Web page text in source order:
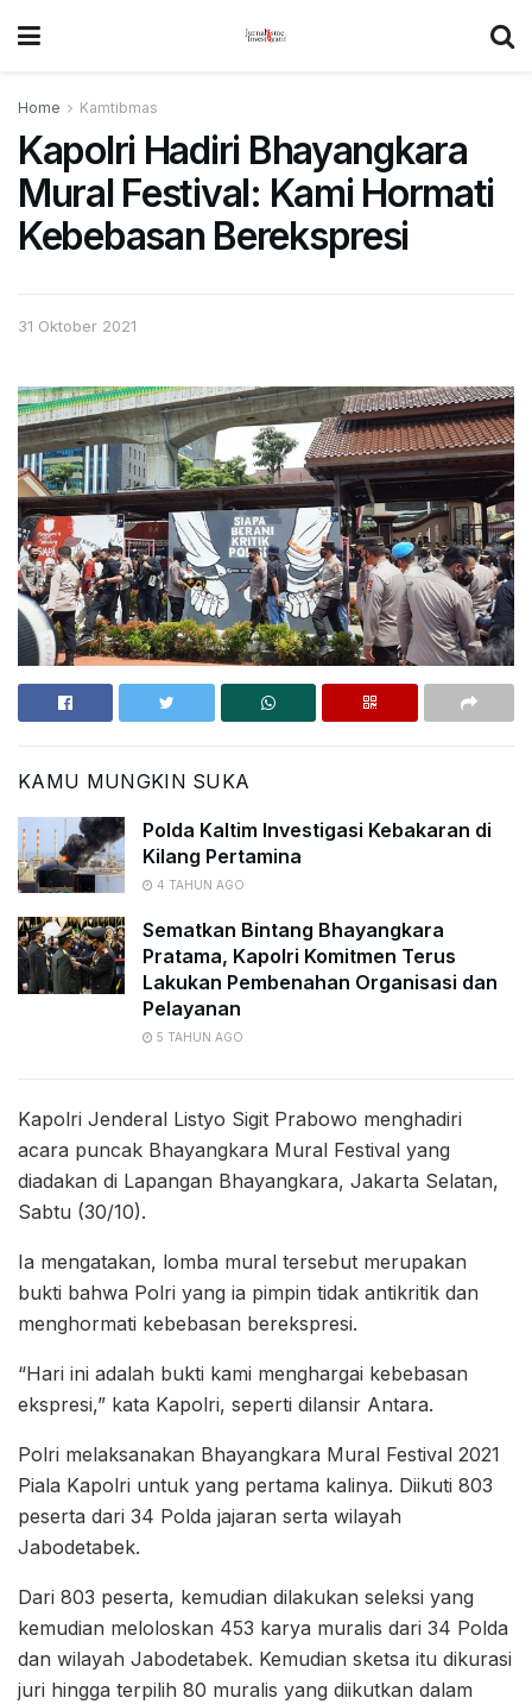
Home Kamtibmas
Kapolri Hadiri Bhayangkara
Mural Festival: Kami Hormati
Kebebasan Berekspresi
31 Oktober 2021
KAMU MUNGKIN SUKA
Polda Kaltim Investigasi Kebakaran di
Kilang Pertamina
4 TAHUN AGO
Sematkan Bintang Bhayangkara
Pratama, Kapolri Komitmen Terus
Lakukan Pembenahan Organisasi dan
Pelayanan
5 TAHUN AGO
Kapolri Jenderal Listyo Sigit Prabowo menghadiri
acara puncak Bhayangkara Mural Festival yang
diadakan di Lapangan Bhayangkara, Jakarta Selatan,
Sabtu (30/10).
Ia mengatakan, lomba mural tersebut merupakan
bukti bahwa Polri yang ia pimpin tidak antikritik dan
menghormati kebebasan berekspresi.
“Hari ini adalah bukti kami menghargai kebebasan
ekspresi,” kata Kapolri, seperti dilansir Antara.
Polri melaksanakan Bhayangkara Mural Festival 2021
Piala Kapolri untuk yang pertama kalinya. Diikuti 803
peserta dari 34 Polda jajaran serta wilayah
Jabodetabek.
Dari 803 peserta, kemudian dilakukan seleksi yang
kemudian meloloskan 453 karya muralis dari 34 Polda
dan wilayah Jabodetabek. Kemudian sketsa itu dikurasi
juri hingga terpilih 80 muralis yang diikutkan dalam